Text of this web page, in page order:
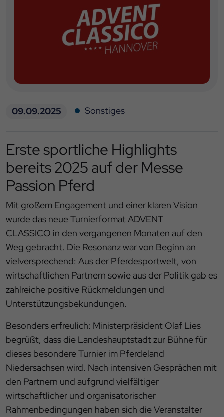
09.09.2025 Sonstiges
Erste sportliche Highlights
bereits 2025 auf der Messe
Passion Pferd
Mit großem Engagement und einer klaren Vision
wurde das neue Turnierformat ADVENT
CLASSICO in den vergangenen Monaten auf den
Weg gebracht. Die Resonanz war von Beginn an
vielversprechend: Aus der Pferdesportwelt, von
wirtschaftlichen Partnern sowie aus der Politik gab es
zahlreiche positive Rückmeldungen und
Unterstützungsbekundungen.
Besonders erfreulich: Ministerpräsident Olaf Lies
begrüßt, dass die Landeshauptstadt zur Bühne für
dieses besondere Turnier im Pferdeland
Niedersachsen wird. Nach intensiven Gesprächen mit
den Partnern und aufgrund vielfältiger
wirtschaftlicher und organisatorischer
Rahmenbedingungen haben sich die Veranstalter